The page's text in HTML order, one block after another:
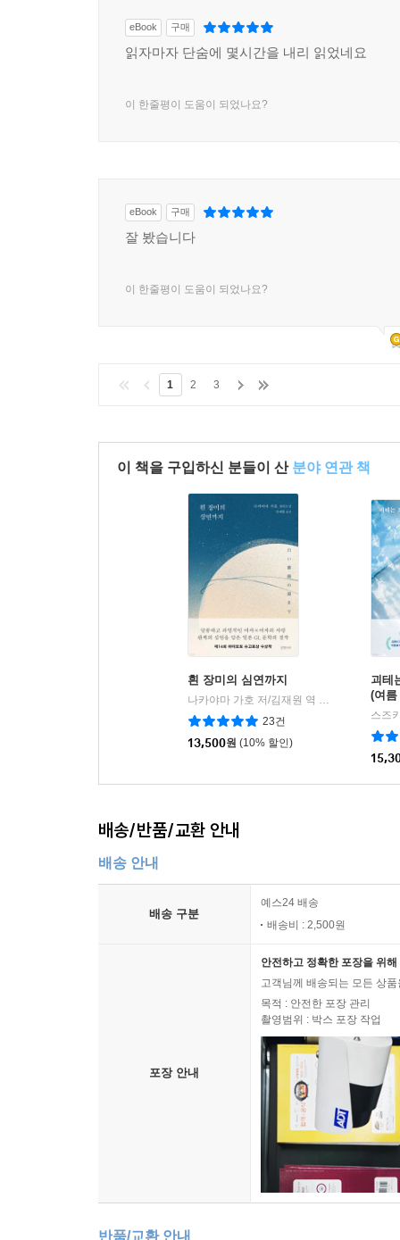
eBook 구매
읽자마자 단숨에 몇시간을 내리 읽었네요
이 한줄평이 도움이 되었나요?
eBook 구매
잘 봤습니다
이 한줄평이 도움이 되었나요?
1 2 3
이 책을 구입하신 분들이 산 분야 연관 책
흰 장미의 심연까지
나카야마 가호 저/김재원 역 | 은행나무
23건
13,500원 (10% 할인)
괴테
(여름
스즈
배송/반품/교환 안내
배송 안내
배송 구분
예스24 배송
배송비 : 2,500원
포장 안내
안전하고 정확한 포장을 위
고객님께 배송되는 모든 상
목적 : 안전한 포장 관리
촬영범위 : 박스 포장 작업
반품/교환 안내